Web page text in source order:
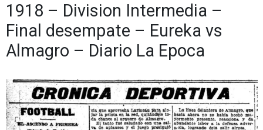
1918 – Division Intermedia –
Final desempate – Eureka vs
Almagro – Diario La Epoca